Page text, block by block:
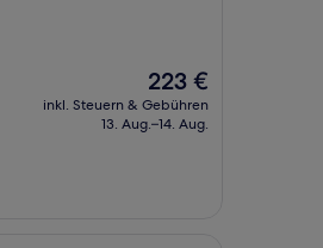
Der
Preis
beträgt
223 €
inkl. Steuern & Gebühren
13. Aug.–14. Aug.